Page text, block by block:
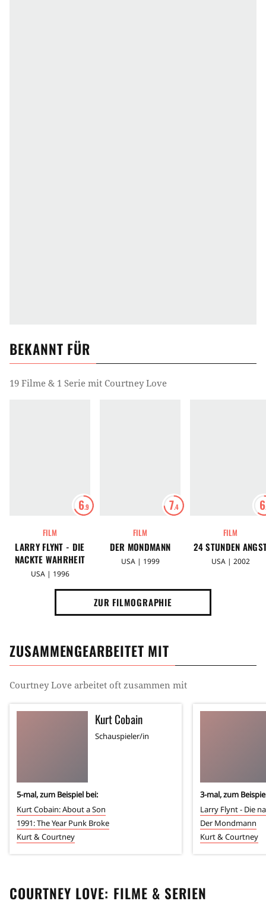
BEKANNT FÜR
19 Filme & 1 Serie mit Courtney Love
6.9
FILM
LARRY FLYNT - DIE
NACKTE WAHRHEIT
USA | 1996
7.4
FILM
DER MONDMANN
USA | 1999
6
FILM
24 STUNDEN
USA | 2002
ZUR FILMOGRAPHIE
ZUSAMMENGEARBEITET MIT
Courtney Love arbeitet oft zusammen mit
Kurt Cobain
Schauspieler/in
5-mal, zum Beispiel bei:
Kurt Cobain: About a Son
1991: The Year Punk Broke
Kurt & Courtney
3-mal, zum
Larry Flynt - Die
Der Mondmann
Kurt & Courtney
COURTNEY LOVE: FILME & SERIEN